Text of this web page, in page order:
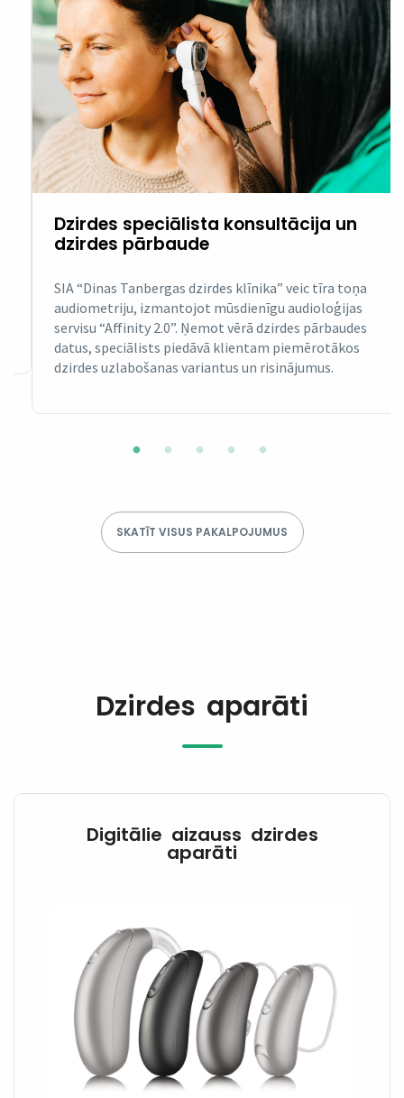
Dzirdes speciālista konsultācija un
dzirdes pārbaude
SIA “Dinas Tanbergas dzirdes klīnika” veic tīra toņa
audiometriju, izmantojot mūsdienīgu audioloģijas
servisu “Affinity 2.0”. Ņemot vērā dzirdes pārbaudes
datus, speciālists piedāvā klientam piemērotākos
dzirdes uzlabošanas variantus un risinājumus.
Dzirdes aparāti
Digitālie aizauss dzirdes
aparāti